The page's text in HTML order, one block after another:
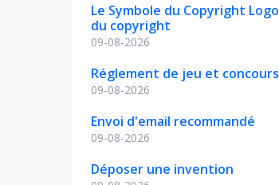
Le Symbole du Copyright Logo
du copyright
09-08-2026
Réglement de jeu et concours
09-08-2026
Envoi d'email recommandé
09-08-2026
Déposer une invention